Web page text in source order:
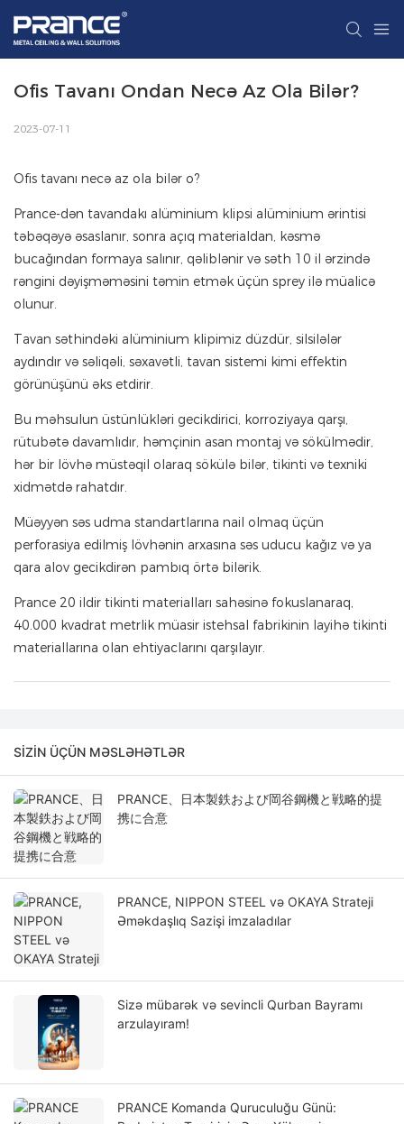
Ofis Tavanı Ondan Necə Az Ola Bilər?
2023-07-11
Ofis tavanı necə az ola bilər o?
Prance-dən tavandakı alüminium klipsi alüminium ərintisi
təbəqəyə əsaslanır, sonra açıq materialdan, kəsmə
bucağından formaya salınır, qəliblənir və səth 10 il ərzində
rəngini dəyişməməsini təmin etmək üçün sprey ilə müalicə
olunur.
Tavan səthindəki alüminium klipimiz düzdür, silsilələr
aydındır və səliqəli, səxavətli, tavan sistemi kimi effektin
görünüşünü əks etdirir.
Bu məhsulun üstünlükləri gecikdirici, korroziyaya qarşı,
rütubətə davamlıdır, həmçinin asan montaj və sökülmədir,
hər bir lövhə müstəqil olaraq sökülə bilər, tikinti və texniki
xidmətdə rahatdır.
Müəyyən səs udma standartlarına nail olmaq üçün
perforasiya edilmiş lövhənin arxasına səs uducu kağız və ya
qara alov gecikdirən pambıq örtə bilərik.
Prance 20 ildir tikinti materialları sahəsinə fokuslanaraq,
40.000 kvadrat metrlik müasir istehsal fabrikinin layihə tikinti
materiallarına olan ehtiyaclarını qarşılayır.
SIZIN ÜÇÜN MƏSLƏHƏTLƏR
PRANCE、日本製鉄および岡谷鋼機と戦略的提
携に合意
PRANCE, NIPPON STEEL və OKAYA Strateji
Əməkdaşlıq Sazişi imzaladılar
Sizə mübarək və sevincli Qurban Bayramı
arzulayıram!
PRANCE Komanda Quruculuğu Günü: